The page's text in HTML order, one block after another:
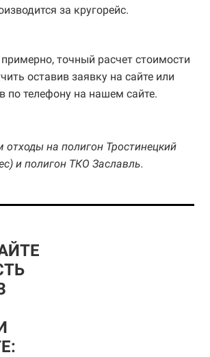
за кругорейс.
точный расчет стоимости
оставив заявку на сайте или
по телефону на нашем сайте.
на полигон Тростинецкий
и полигон ТКО Заславль.